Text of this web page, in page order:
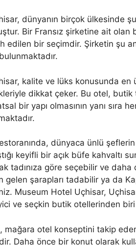
dünyanın birçok ülkesinde
Bir Fransız şirketine ait
edilen bir seçimdir. Şirketin şu
kalite ve lüks konusunda en
dikkat çeker. Bu otel,
bir yapı olmasının yanı sıra
dünyaca ünlü şeflerin
keyifli bir açık büfe kahvaltı
tadınıza göre seçebilir ve
gelen şarapları tadabilir ya da
Museum Hotel Uçhisar,
ve seçkin butik otellerinden biri
mağara otel konseptini takip
Daha önce bir konut olarak